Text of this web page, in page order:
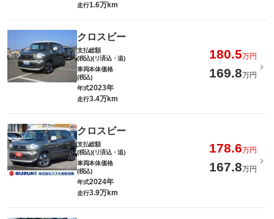
走行1.6万km
クロスビー
支払総額
(税込)(リ済込・追)
180.5万円
車両本体価格
(税込)
169.8万円
年式2023年
走行3.4万km
クロスビー
支払総額
(税込)(リ済込・追)
178.6万円
車両本体価格
(税込)
167.8万円
年式2024年
走行3.9万km